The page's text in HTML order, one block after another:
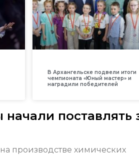
В Архангельске подвели итоги
чемпионата «Юный мастер» и
наградили победителей
поставлять
производстве химических